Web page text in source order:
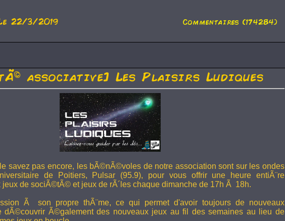
22/3/2019 Commentaires (174284)
associative] Les Plaisirs Ludiques
savez pas encore, les bÃ©nÃ©voles de notre association sont sur les ondes
de Poitiers, Pulsar (95.9), pour vous offrir une heure entiÃ¨re
de sociÃ©tÃ© et jeux de rÃ´les chaque dimanche de 17h Ã 18h.
Ã son propre thÃ¨me, ce qui permet d'avoir toujours de nouveaux
dÃ©couvrir Ã©galement des nouveaux jeux au fil des semaines au lieu de